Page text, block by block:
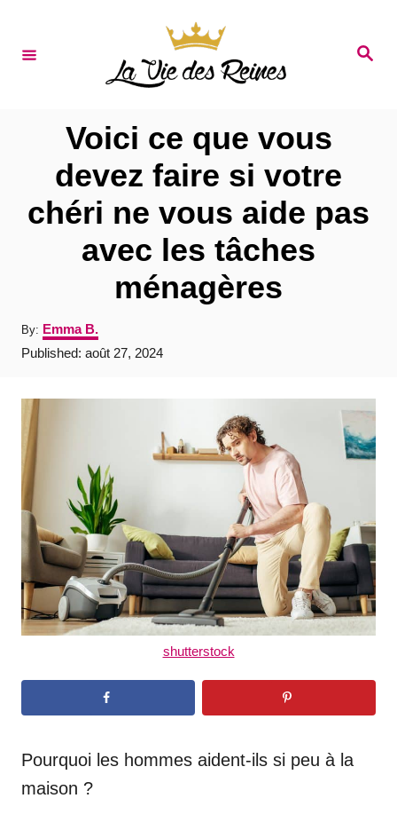
S
Voici ce que vous
devez faire si votre
chéri ne vous aide pas
avec les tâches
ménagères
By: A
u
t
o
Emma B.
P
d
o
n
Published: août 27, 2024
shutterstock
Pourquoi les hommes aident-ils si peu à la
maison ?